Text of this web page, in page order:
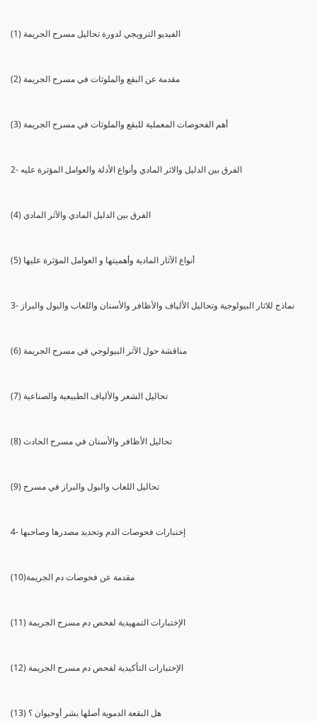
(1) الفيديو الترويجي لدورة تحاليل مسرح الجريمة
(2) مقدمة عن البقع والملوثات في مسرح الجريمة
(3) أهم الفحوصات المعملية للبقع والملوثات في مسرح الجريمة
2- الفرق بين الدليل والاثر المادي وأنواع الأدلة والعوامل المؤثرة عليه
(4) الفرق بين الدليل المادي والآثر المادي
(5) أنواع الآثار المادية وأهميتها و العوامل المؤثرة عليها
3- نماذج للاثار البيولوجية وتحاليل الألياف والأظافر والأسنان واللعاب والبول والبراز
(6) مناقشة حول الآثر البيولوجي في مسرح الجريمة
(7) تحاليل الشعر والألياف الطبيعية والصناعية
(8) تحاليل الأظافر والأسنان في مسرح الحادث
(9) تحاليل اللعاب والبول والبراز في مسرح
4- إختبارات فحوصات الدم وتحديد مصدرها وصاحبها
(10)مقدمة عن فحوصات دم الجريمة
(11) الإختبارات التمهيدية لفحص دم مسرح الجريمة
(12) الإختبارات التأكيدية لفحص دم مسرح الجريمة
(13) هل البقعة الدموية أصلها بشر أوحيوان ؟